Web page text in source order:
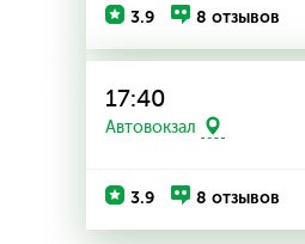
3.9 8 отзывов
17:40
Автовокзал
3.9 8 отзывов